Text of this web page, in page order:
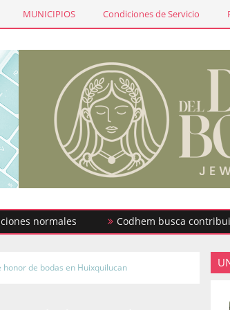
MUNICIPIOS Condiciones de Servicio
Codhem busca contribuir a
de bodas en Huixquilucan